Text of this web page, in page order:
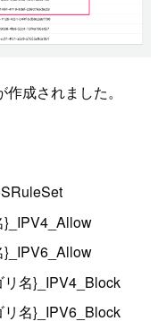
成されました。
}_IPV4_Allow
}_IPV6_Allow
名}_IPV4_Block
名}_IPV6_Block